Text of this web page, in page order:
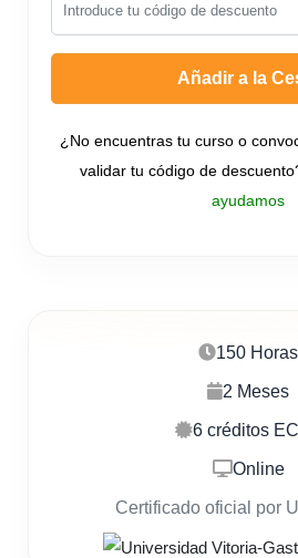
150 Horas
2 Meses
6 créditos
Online
Certificado oficial por
Añadir a la
¿No encuentras tu curso o
validar tu código de
ayudamos